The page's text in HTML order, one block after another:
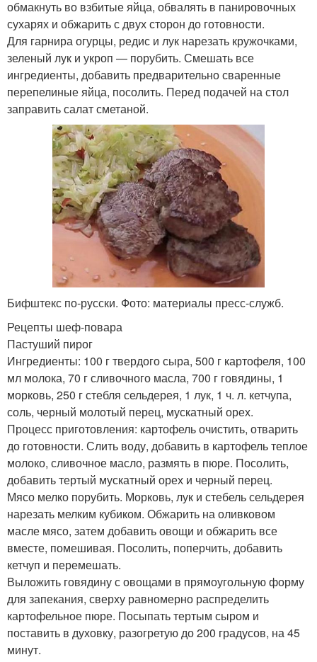
обмакнуть во взбитые яйца, обвалять в панировочных
сухарях и обжарить с двух сторон до готовности.
Для гарнира огурцы, редис и лук нарезать кружочками,
зеленый лук и укроп — порубить. Смешать все
ингредиенты, добавить предварительно сваренные
перепелиные яйца, посолить. Перед подачей на стол
заправить салат сметаной.
Бифштекс по-русски. Фото: материалы пресс-служб.
Рецепты шеф-повара
Пастуший пирог
Ингредиенты: 100 г твердого сыра, 500 г картофеля, 100
мл молока, 70 г сливочного масла, 700 г говядины, 1
морковь, 250 г стебля сельдерея, 1 лук, 1 ч. л. кетчупа,
соль, черный молотый перец, мускатный орех.
Процесс приготовления: картофель очистить, отварить
до готовности. Слить воду, добавить в картофель теплое
молоко, сливочное масло, размять в пюре. Посолить,
добавить тертый мускатный орех и черный перец.
Мясо мелко порубить. Морковь, лук и стебель сельдерея
нарезать мелким кубиком. Обжарить на оливковом
масле мясо, затем добавить овощи и обжарить все
вместе, помешивая. Посолить, поперчить, добавить
кетчуп и перемешать.
Выложить говядину с овощами в прямоугольную форму
для запекания, сверху равномерно распределить
картофельное пюре. Посыпать тертым сыром и
поставить в духовку, разогретую до 200 градусов, на 45
минут.